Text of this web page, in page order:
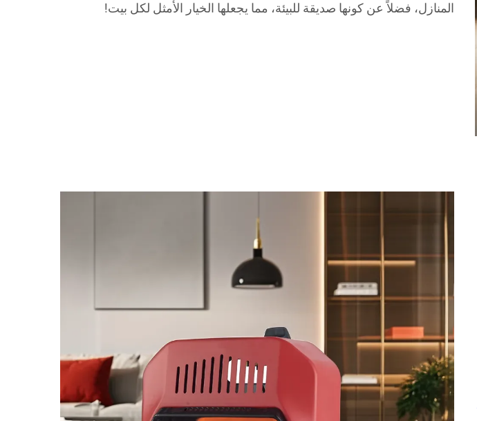
المنازل، فضلاً عن كونها صديقة للبيئة، مما يجعلها الخيار الأمثل لكل بيت!